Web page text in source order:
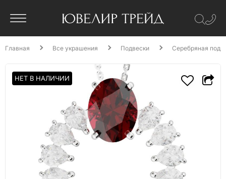
Главная Все украшения Подвески Серебряная
НЕТ В НАЛИЧИИ